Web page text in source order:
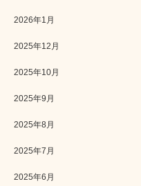
2026年1月
2025年12月
2025年10月
2025年9月
2025年8月
2025年7月
2025年6月